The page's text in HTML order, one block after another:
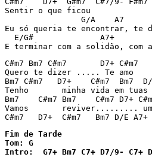
Sentir o que ficou
G/A    A7
Eu só queria te encontrar, te
E/G#              A7+
E terminar com a solidão, com
C#m7 Bm7 C#m7       D7+ C#m7
Quero te dizer ..... Te amo
Bm7 C#m7   D7+    C#m7  Bm7
Tenho       minha vida em tuas
Bm7    C#m7 Bm7    C#m7 D7+
Vamos       reviver......... um
C#m7   D7+  C#m7   Bm7 D/E A7+
Fim de Tarde
Tom: G
Intro:  G7+ Bm7 C7+ D7/9- C7+